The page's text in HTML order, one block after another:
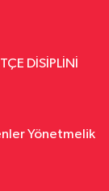
DİSİPLİNİ
Yönetmelik